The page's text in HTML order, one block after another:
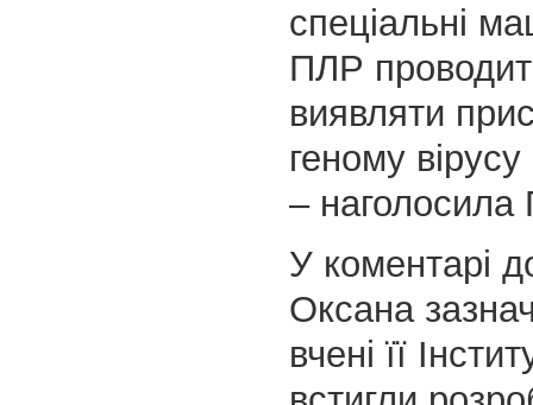
спеціальні
ПЛР
виявляти
геному вірусу
– наголосила
У коментарі
Оксана
вчені її